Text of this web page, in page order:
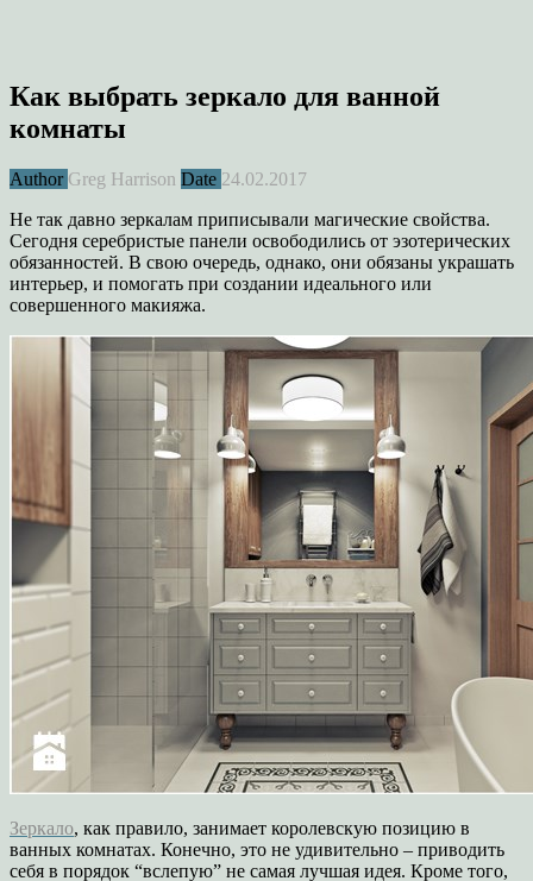
Как выбрать зеркало для ванной
комнаты
Author Greg Harrison Date 24.02.2017
Не так давно зеркалам приписывали магические свойства.
Сегодня серебристые панели освободились от эзотерических
обязанностей. В свою очередь, однако, они обязаны украшать
интерьер, и помогать при создании идеального или
совершенного макияжа.
Зеркало, как правило, занимает королевскую позицию в
ванных комнатах. Конечно, это не удивительно – приводить
себя в порядок “вслепую” не самая лучшая идея. Кроме того,